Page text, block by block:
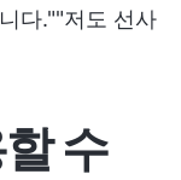
다.""저도 선사
수